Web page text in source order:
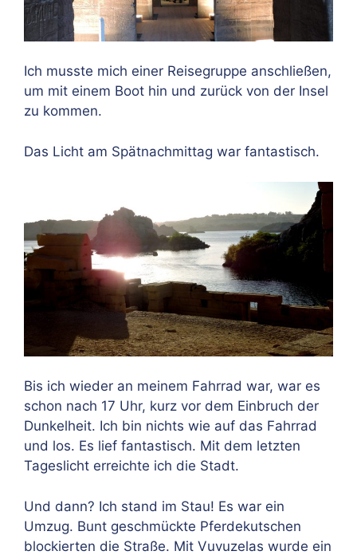
Ich musste mich einer Reisegruppe anschließen,
um mit einem Boot hin und zurück von der Insel
zu kommen.
Das Licht am Spätnachmittag war fantastisch.
Bis ich wieder an meinem Fahrrad war, war es
schon nach 17 Uhr, kurz vor dem Einbruch der
Dunkelheit. Ich bin nichts wie auf das Fahrrad
und los. Es lief fantastisch. Mit dem letzten
Tageslicht erreichte ich die Stadt.
Und dann? Ich stand im Stau! Es war ein
Umzug. Bunt geschmückte Pferdekutschen
blockierten die Straße. Mit Vuvuzelas wurde ein